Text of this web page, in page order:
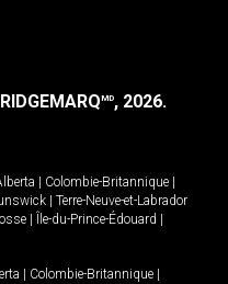
MD, 2026.
Colombie-Britannique
Terre-Neuve-et-Labrador
Île-du-Prince-Édouard
Colombie-Britannique